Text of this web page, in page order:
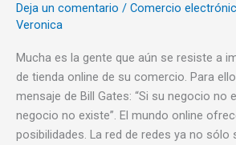
Deja un comentario / Comercio
Veronica
Mucha es la gente que aún se resiste a
de tienda online de su comercio. Para
mensaje de Bill Gates: “Si su negocio no
negocio no existe”. El mundo online
posibilidades. La red de redes ya no sólo
TIENDA
ONLINE